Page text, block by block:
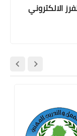
الالكتروني